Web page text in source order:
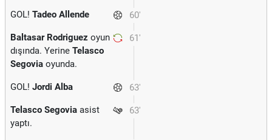
60'
GOL! Tadeo Allende
61'
Baltasar Rodriguez oyun
dışında. Yerine Telasco
Segovia oyunda.
63'
GOL! Jordi Alba
63'
Telasco Segovia asist
yaptı.